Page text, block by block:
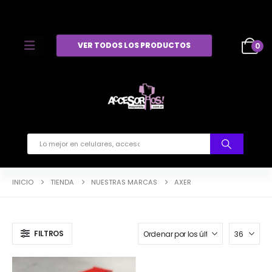
VER TODOS LOS PRODUCTOS 0
INICIO TIENDA NUESTRAS MARCAS AXER
FILTROS